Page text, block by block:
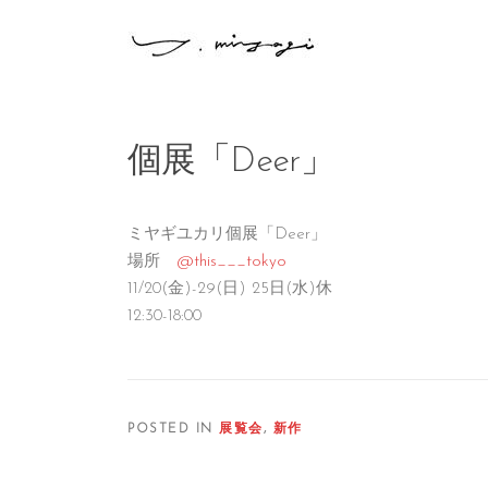
個展「Deer」
ミヤギユカリ個展「Deer」
場所 @this___tokyo
11/20(金)-29(日) 25日(水)休
12:30-18:00
POSTED IN 展覧会, 新作